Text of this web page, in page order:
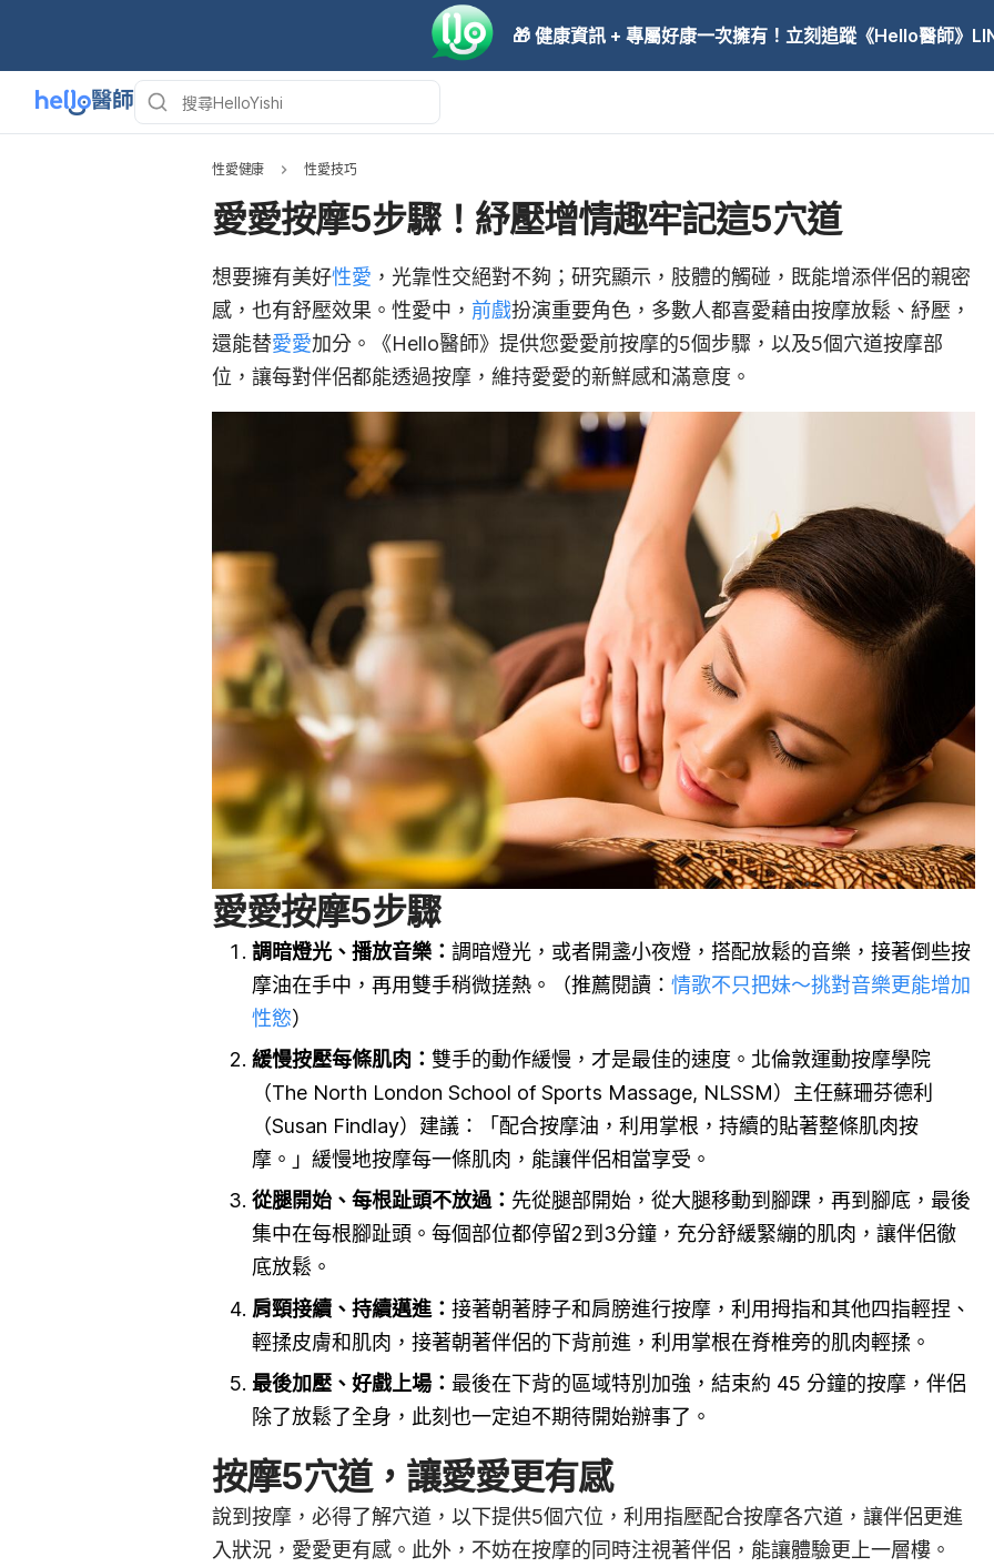
🎁 健康資訊 + 專屬好康一次擁有！立刻追蹤《Hello醫師》
性愛健康 性愛技巧
愛愛按摩5步驟！紓壓增情趣牢記這5穴道
想要擁有美好性愛 ，光靠性交絕對不夠；研究顯示，肢體的觸碰，既能增添伴侶的親密
感，也有舒壓效果。性愛中， 前戲扮演重要角色，多數人都喜愛藉由按摩放鬆、紓壓，
還能替愛愛加分。《Hello醫師》提供您愛愛前按摩的5個步驟，以及5個穴道按摩部
位，讓每對伴侶都能透過按摩，維持愛愛的新鮮感和滿意度。
愛愛按摩5步驟
調暗燈光、播放音樂： 調暗燈光，或者開盞小夜燈，搭配放鬆的音樂，接著倒些按
摩油在手中，再用雙手稍微搓熱。（推薦閱讀： 情歌不只把妹～挑對音樂更能增加
性慾）
緩慢按壓每條肌肉： 雙手的動作緩慢，才是最佳的速度。北倫敦運動按摩學院
（The North London School of Sports Massage, NLSSM）主任蘇珊芬德利
（Susan Findlay）建議：「配合按摩油，利用掌根，持續的貼著整條肌肉按
摩。」緩慢地按摩每一條肌肉，能讓伴侶相當享受。
從腿開始、每根趾頭不放過： 先從腿部開始，從大腿移動到腳踝，再到腳底，最後
集中在每根腳趾頭。每個部位都停留2到3分鐘，充分舒緩緊繃的肌肉，讓伴侶徹
底放鬆。
肩頸接續、持續邁進： 接著朝著脖子和肩膀進行按摩，利用拇指和其他四指輕捏、
輕揉皮膚和肌肉，接著朝著伴侶的下背前進，利用掌根在脊椎旁的肌肉輕揉。
最後加壓、好戲上場： 最後在下背的區域特別加強，結束約 45 分鐘的按摩，伴侶
除了放鬆了全身，此刻也一定迫不期待開始辦事了。
按摩5穴道， 讓愛愛更有感
說到按摩，必得了解穴道，以下提供5個穴位，利用指壓配合按摩各穴道，讓伴侶更進
入狀況，愛愛更有感。此外，不妨在按摩的同時注視著伴侶，能讓體驗更上一層樓。